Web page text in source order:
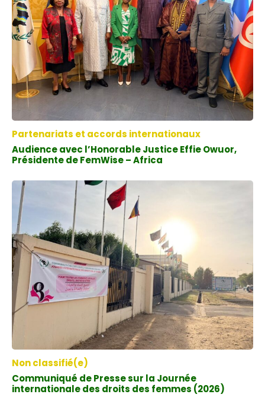
Partenariats et accords internationaux
Audience avec l’Honorable Justice Effie Owuor,
Présidente de FemWise – Africa
Non classifié(e)
Communiqué de Presse sur la Journée
internationale des droits des femmes (2026)